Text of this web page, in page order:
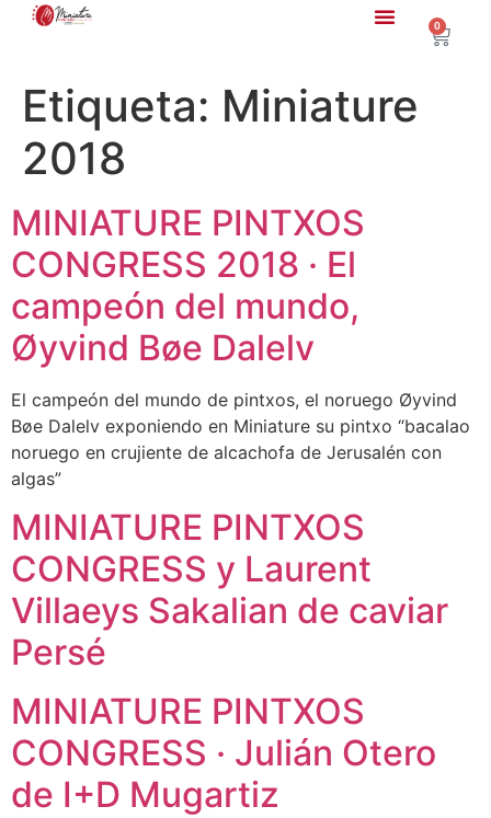
0
Etiqueta: Miniature
2018
MINIATURE PINTXOS
CONGRESS 2018 · El
campeón del mundo,
Øyvind Bøe Dalelv
El campeón del mundo de pintxos, el noruego Øyvind
Bøe Dalelv exponiendo en Miniature su pintxo “bacalao
noruego en crujiente de alcachofa de Jerusalén con
algas”
MINIATURE PINTXOS
CONGRESS y Laurent
Villaeys Sakalian de caviar
Persé
MINIATURE PINTXOS
CONGRESS · Julián Otero
de I+D Mugartiz